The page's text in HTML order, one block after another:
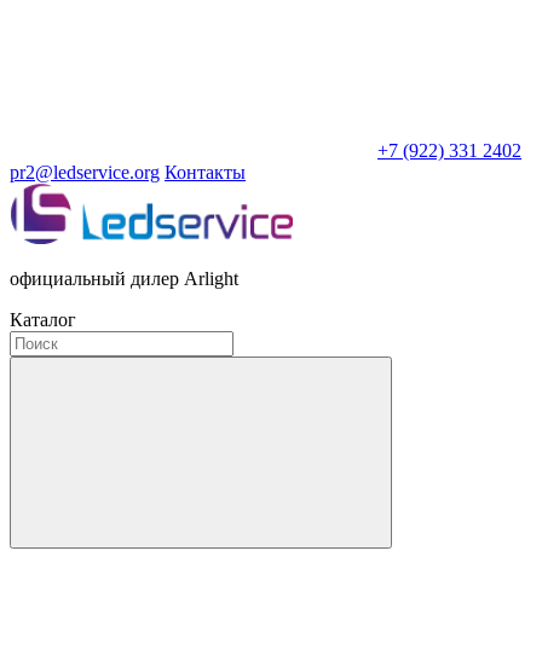
+7 (922) 331 2402
pr2@ledservice.org Контакты
официальный дилер Arlight
Каталог